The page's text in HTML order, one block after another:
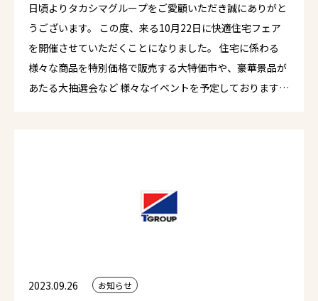
日頃よりタカシマグループをご愛顧いただき誠にありがと
うございます。 この度、来る10月22日に快適住宅フェア
を開催させていただくことになりました。 住宅に係わる
様々な商品を特別価格で販売する大特価市や、豪華景品が
あたる大抽選会など 様々なイベントを予定しております。
なイベントをご用意しております。 どうぞふるってご来場
2023.09.26 お知らせ